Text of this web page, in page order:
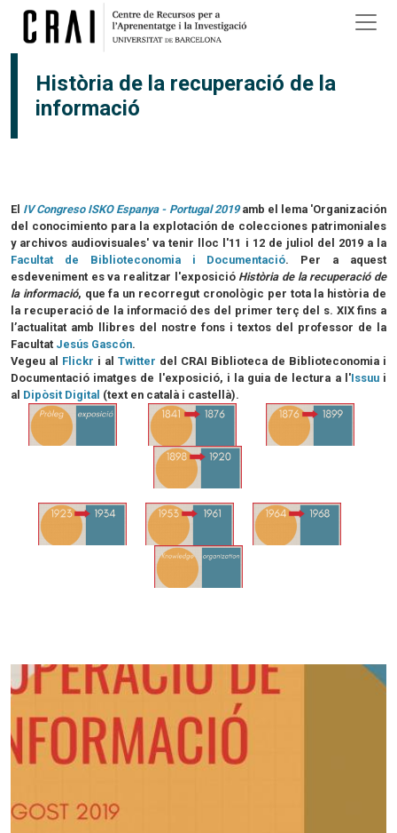
Vés al contingut
Història de la recuperació de la
informació
El IV Congreso ISKO Espanya - Portugal 2019amb el lema 'Organización
del conocimiento para la explotación de colecciones patrimoniales
y archivos audiovisuales' va tenir lloc l'11 i 12 de juliol del 2019 a la
Facultat de Biblioteconomia i Documentació. Per a aquest
esdeveniment es va realitzar l'exposició Història de la recuperació de
la informació, que fa un recorregut cronològic per tota la història de
la recuperació de la informació des del primer terç del s. XIX fins a
l’actualitat amb llibres del nostre fons i textos del professor de la
Facultat Jesús Gascón.
Vegeu al Flickr i al Twitter del CRAI Biblioteca de Biblioteconomia i
Documentació imatges de l'exposició, i la guia de lectura a l'Issuui
al Dipòsit Digital (text en català i castellà).